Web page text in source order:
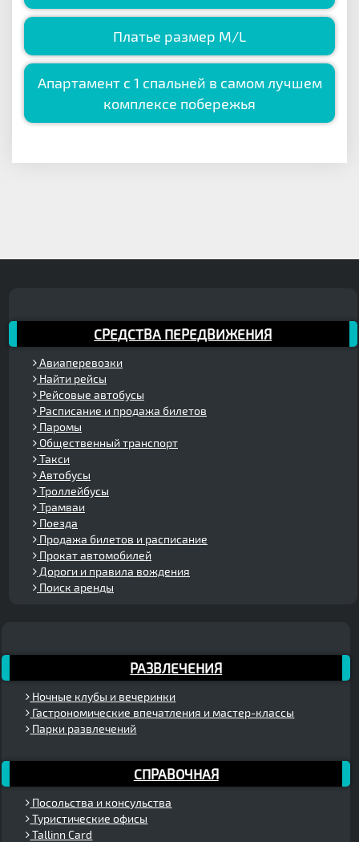
Платье размер M/L
Апартамент с 1 спальней в самом лучшем
комплексе побережья
СРЕДСТВА ПЕРЕДВИЖЕНИЯ
Авиаперевозки
Найти рейсы
Рейсовые автобусы
Расписание и продажа билетов
Паромы
Общественный транспорт
Такси
Автобусы
Троллейбусы
Трамваи
Поезда
Продажа билетов и расписание
Прокат автомобилей
Дороги и правила вождения
Поиск аренды
РАЗВЛЕЧЕНИЯ
Ночные клубы и вечеринки
Гастрономические впечатления и мастер-классы
Парки развлечений
СПРАВОЧНАЯ
Посольства и консульства
Туристические офисы
Tallinn Card